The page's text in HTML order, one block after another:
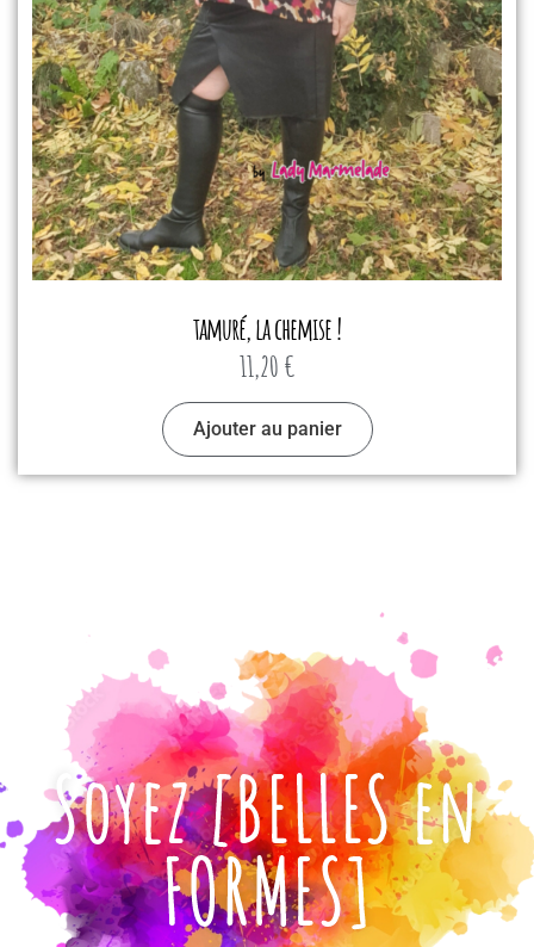
tamuré, la chemise !
11,20 €
Ajouter au panier
Soyez [BELLES en
FORMES]